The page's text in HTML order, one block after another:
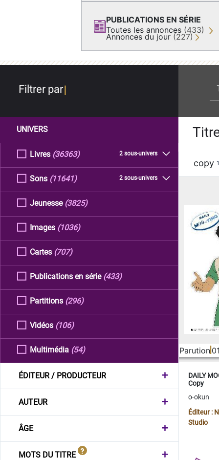
PUBLICATIONS EN SÉRIE
Toutes les annonces (433)
Annonces du jour (227)
Filtrer par
UNIVERS
Livres 2 sous-univers
(36363)
Sons 2 sous-univers
(11641)
Jeunesse (3825)
Images (1036)
Cartes (707)
Publications en série (433)
Partitions (296)
Vidéos (106)
Multimédia (54)
ÉDITEUR / PRODUCTEUR
AUTEUR
ÂGE
MOTS DU TITRE
copy
Parution
DAILY
Copy
o-okun
Éditeur :
Studio